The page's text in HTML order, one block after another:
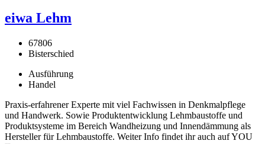
eiwa Lehm
67806
Bisterschied
Ausführung
Handel
Praxis-erfahrener Experte mit viel Fachwissen in Denkmalpflege
und Handwerk. Sowie Produktentwicklung Lehmbaustoffe und
Produktsysteme im Bereich Wandheizung und Innendämmung als
Hersteller für Lehmbaustoffe. Weiter Info findet ihr auch auf YOU